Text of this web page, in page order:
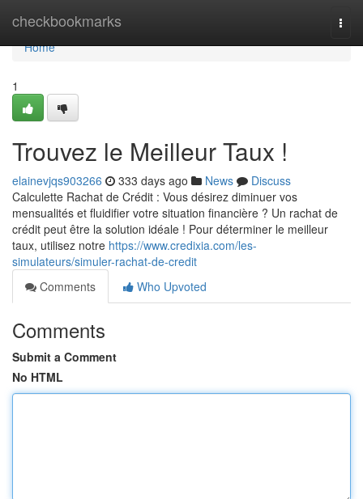
checkbookmarks
Home
Home
1
Trouvez le Meilleur Taux !
elainevjqs903266 333 days ago News
Discuss
Calculette Rachat de Crédit : Vous désirez diminuer vos
mensualités et fluidifier votre situation financière ? Un rachat de
crédit peut être la solution idéale ! Pour déterminer le meilleur
taux, utilisez notre https://www.credixia.com/les-
simulateurs/simuler-rachat-de-credit
Comments
Who Upvoted
Comments
Submit a Comment
No HTML